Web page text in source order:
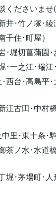
くださいませ
･竹ノ塚･綾
住･町屋）
堀切菖蒲園･
一之江･瑞江
西台･高島平
江古田･中村
里･東十条･
茶ノ水･水道
堀･茅場町･人